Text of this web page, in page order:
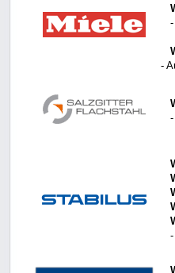
-